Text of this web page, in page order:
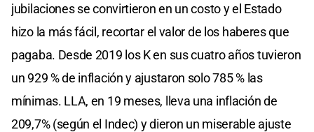
jubilaciones se convirtieron en un costo y el Estado
hizo la más fácil, recortar el valor de los haberes que
pagaba. Desde 2019 los K en sus cuatro años tuvieron
un 929 % de inflación y ajustaron solo 785 % las
mínimas. LLA, en 19 meses, lleva una inflación de
209,7% (según el Indec) y dieron un miserable ajuste